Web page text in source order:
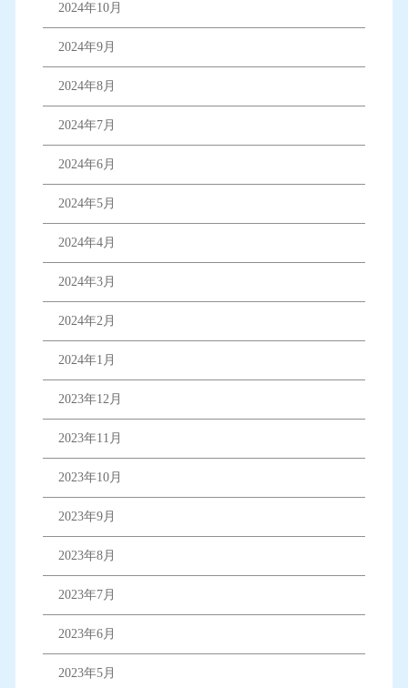
2024年10月
2024年9月
2024年8月
2024年7月
2024年6月
2024年5月
2024年4月
2024年3月
2024年2月
2024年1月
2023年12月
2023年11月
2023年10月
2023年9月
2023年8月
2023年7月
2023年6月
2023年5月